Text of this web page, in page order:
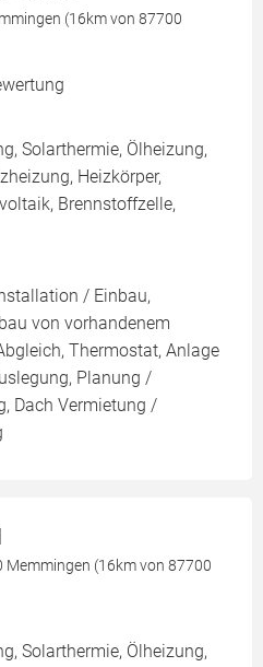
(16km von 87700
Solarthermie, Ölheizung,
Heizkörper,
Brennstoffzelle,
/ Einbau,
von vorhandenem
Thermostat, Anlage
Planung /
Dach Vermietung /
(16km von 87700
Solarthermie, Ölheizung,